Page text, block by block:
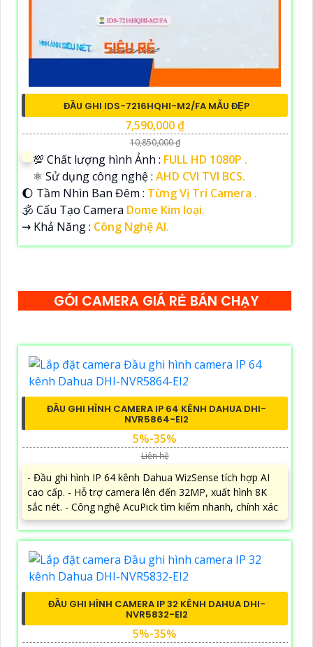
ĐẦU GHI IDS-7216HQHI-M2/FA MẪU ĐẸP
7,590,000 ₫
10,850,000 ₫
💯 Chất lượng hình Ảnh : FULL HD 1080P .
⚛️ Sử dụng công nghệ : AHD CVI TVI BCS.
🌔 Tầm Nhìn Ban Đêm : Từng Vị Trí Camera .
🕉️ Cấu Tạo Camera Dome Kim loại.
️⇝ Khả Năng : Công Nghệ AI.
GÓI CAMERA GIÁ RẺ BÁN CHẠY
ĐẦU GHI HÌNH CAMERA IP 64 KÊNH DAHUA DHI-
NVR5864-EI2
5%-35%
Liên hệ
- Đầu ghi hình IP 64 kênh Dahua WizSense tích hợp AI
cao cấp. - Hỗ trợ camera lên đến 32MP, xuất hình 8K
sắc nét. - Công nghệ AcuPick tìm kiếm nhanh, chính xác
ĐẦU GHI HÌNH CAMERA IP 32 KÊNH DAHUA DHI-
NVR5832-EI2
5%-35%